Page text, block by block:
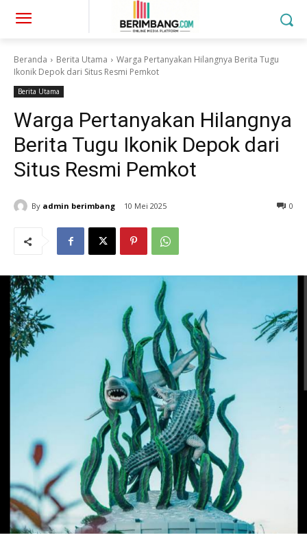
Beranda Berita Utama
Warga Pertanyakan Hilangnya Berita Tugu
Ikonik Depok dari Situs Resmi Pemkot
Berita Utama
Warga Pertanyakan Hilangnya
Berita Tugu Ikonik Depok dari
Situs Resmi Pemkot
By admin berimbang 10 Mei 2025 0